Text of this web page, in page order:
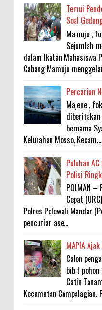
Temui
Soal
Mamuju ,
Sejumlah
dalam Ikatan Mahasiswa
Cabang Mamuju
Pencarian
Majene ,
diberitakan
bernama
Kelurahan Mosso, Kecam...
Puluhan
Polisi
POLMAN –
Cepat
Polres Polewali Mandar
pencurian ase...
MAPIA
Calon
bibit pohon
Catin
Kecamatan Campalagian.